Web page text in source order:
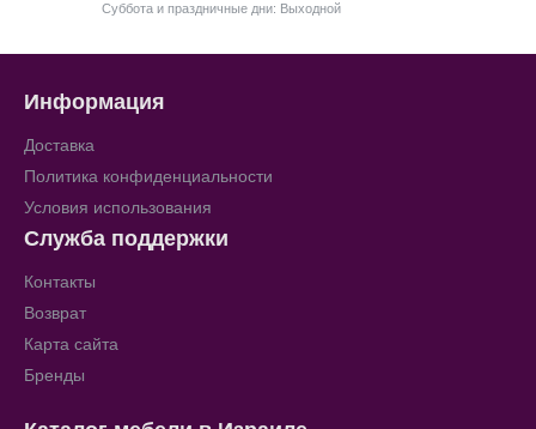
Суббота и праздничные дни: Выходной
Информация
Доставка
Политика конфиденциальности
Условия использования
Служба поддержки
Контакты
Возврат
Карта сайта
Бренды